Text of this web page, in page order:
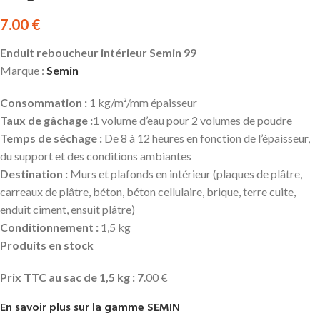
7.00 €
Enduit reboucheur intérieur Semin 99
Marque : Semin
Consommation : 1 kg/m²/mm épaisseur
Taux de gâchage :1 volume d’eau pour 2 volumes de poudre
Temps de séchage : De 8 à 12 heures en fonction de l’épaisseur,
du support et des conditions ambiantes
Destination : Murs et plafonds en intérieur (plaques de plâtre,
carreaux de plâtre, béton, béton cellulaire, brique, terre cuite,
enduit ciment, ensuit plâtre)
Conditionnement : 1,5 kg
Produits en stock
Prix TTC au sac de 1,5 kg : 7.00 €
En savoir plus sur la gamme SEMIN